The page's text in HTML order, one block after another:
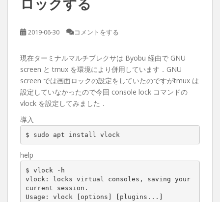
ロックする
2019-06-30 コメントをする
現在ターミナルマルチプレクサは Byobu 経由で GNU
screen と tmux を環境により併用しています．GNU
screen では画面ロックの設定をしていたのですがtmux は
設定していなかったので今回 console lock コマンドの
vlock を設定してみました．
導入
$ sudo apt install vlock
help
$ vlock -h
vlock: locks virtual consoles, saving your
current session.
Usage: vlock [options] [plugins...]